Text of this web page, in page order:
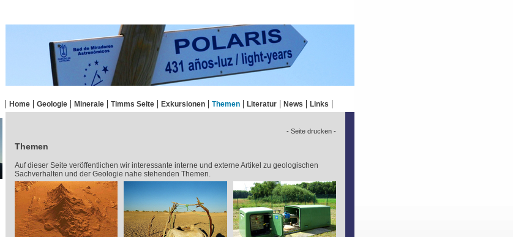
Home Geologie Minerale Timms Seite Exkursionen Themen Literatur News Links
- Seite drucken -
Themen
Auf dieser Seite veröffentlichen wir interessante interne und externe Artikel zu geologischen
Sachverhalten und der Geologie nahe stehenden Themen.